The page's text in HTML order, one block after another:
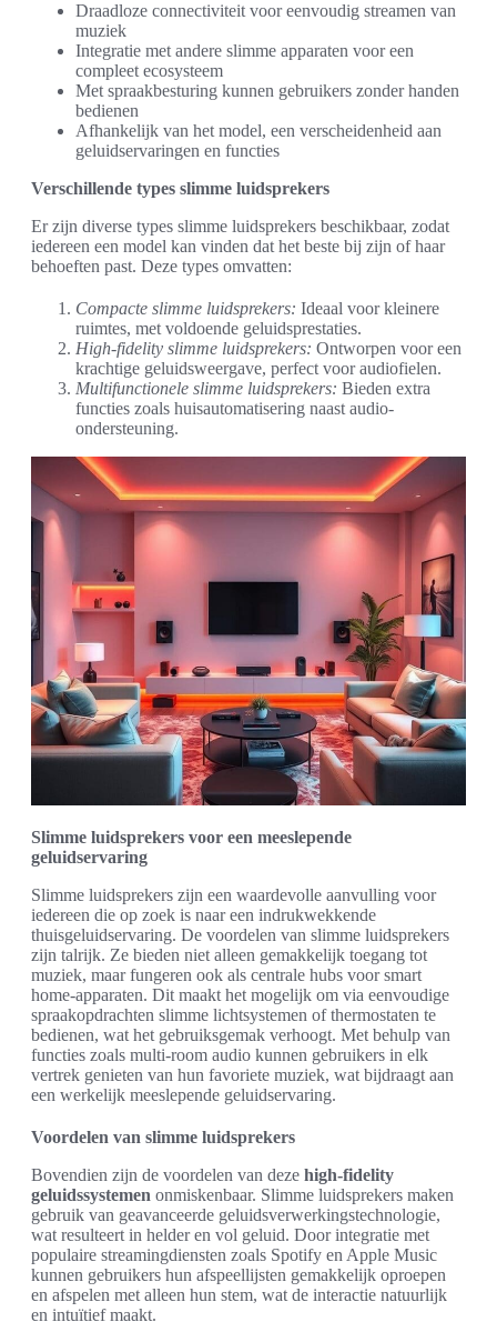
Draadloze connectiviteit voor eenvoudig streamen van
muziek
Integratie met andere slimme apparaten voor een
compleet ecosysteem
Met spraakbesturing kunnen gebruikers zonder handen
bedienen
Afhankelijk van het model, een verscheidenheid aan
geluidservaringen en functies
Verschillende types slimme luidsprekers
Er zijn diverse types slimme luidsprekers beschikbaar, zodat
iedereen een model kan vinden dat het beste bij zijn of haar
behoeften past. Deze types omvatten:
Compacte slimme luidsprekers: Ideaal voor kleinere
ruimtes, met voldoende geluidsprestaties.
High-fidelity slimme luidsprekers: Ontworpen voor een
krachtige geluidsweergave, perfect voor audiofielen.
Multifunctionele slimme luidsprekers: Bieden extra
functies zoals huisautomatisering naast audio-
ondersteuning.
Slimme luidsprekers voor een meeslepende
geluidservaring
Slimme luidsprekers zijn een waardevolle aanvulling voor
iedereen die op zoek is naar een indrukwekkende
thuisgeluidservaring. De voordelen van slimme luidsprekers
zijn talrijk. Ze bieden niet alleen gemakkelijk toegang tot
muziek, maar fungeren ook als centrale hubs voor smart
home-apparaten. Dit maakt het mogelijk om via eenvoudige
spraakopdrachten slimme lichtsystemen of thermostaten te
bedienen, wat het gebruiksgemak verhoogt. Met behulp van
functies zoals multi-room audio kunnen gebruikers in elk
vertrek genieten van hun favoriete muziek, wat bijdraagt aan
een werkelijk meeslepende geluidservaring.
Voordelen van slimme luidsprekers
Bovendien zijn de voordelen van deze high-fidelity
geluidssystemen onmiskenbaar. Slimme luidsprekers maken
gebruik van geavanceerde geluidsverwerkingstechnologie,
wat resulteert in helder en vol geluid. Door integratie met
populaire streamingdiensten zoals Spotify en Apple Music
kunnen gebruikers hun afspeellijsten gemakkelijk oproepen
en afspelen met alleen hun stem, wat de interactie natuurlijk
en intuïtief maakt.